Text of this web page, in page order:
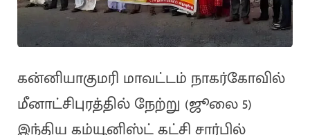
கன்னியாகுமரி மாவட்டம் நாகர்கோவில்
மீனாட்சிபுரத்தில் நேற்று (ஜூலை 5)
இந்திய கம்யூனிஸ்ட் கட்சி சார்பில்